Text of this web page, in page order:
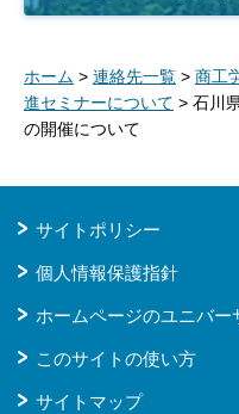
ホーム > 連絡先一覧 > 商工
進セミナーについて > 石川
の開催について
サイトポリシー
個人情報保護指針
ホームページのユニバー
このサイトの使い方
サイトマップ